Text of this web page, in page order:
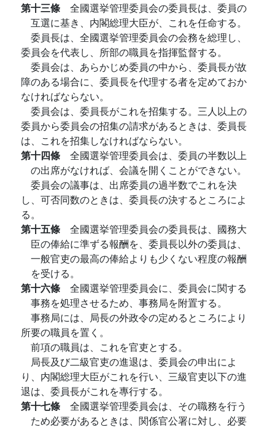
第十三條 全國選挙管理委員会の委員長は、委員の
互選に基き、内閣総理大臣が、これを任命する。
委員長は、全國選挙管理委員会の会務を総理し、
委員会を代表し、所部の職員を指揮監督する。
委員会は、あらかじめ委員の中から、委員長が故
障のある場合に、委員長を代理する者を定めておか
なければならない。
委員会は、委員長がこれを招集する。三人以上の
委員から委員会の招集の請求があるときは、委員長
は、これを招集しなければならない。
第十四條 全國選挙管理委員会は、委員の半数以上
の出席がなければ、会議を開くことができない。
委員会の議事は、出席委員の過半数でこれを決
し、可否同数のときは、委員長の決するところによ
る。
第十五條 全國選挙管理委員会の委員長は、國務大
臣の俸給に準ずる報酬を、委員長以外の委員は、
一般官吏の最高の俸給よりも少くない程度の報酬
を受ける。
第十六條 全國選挙管理委員会に、委員会に関する
事務を処理させるため、事務局を附置する。
事務局には、局長の外政令の定めるところにより
所要の職員を置く。
前項の職員は、これを官吏とする。
局長及び二級官吏の進退は、委員会の申出によ
り、内閣総理大臣がこれを行い、三級官吏以下の進
退は、委員長がこれを專行する。
第十七條 全國選挙管理委員会は、その職務を行う
ため必要があるときは、関係官公署に対し、必要